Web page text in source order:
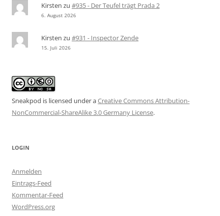
Kirsten zu #935 - Der Teufel trägt Prada 2
6. August 2026
Kirsten zu #931 - Inspector Zende
15. Juli 2026
Sneakpod is licensed under aCreative Commons Attribution-
NonCommercial-ShareAlike 3.0 Germany License.
LOGIN
Anmelden
Eintrags-Feed
Kommentar-Feed
WordPress.org